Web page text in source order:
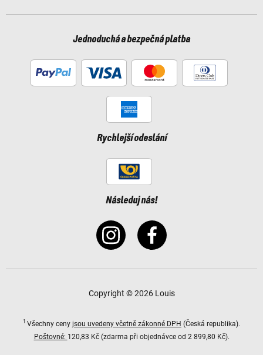
Jednoduchá a bezpečná platba
Rychlejší odeslání
Následuj nás!
Copyright © 2026 Louis
1 Všechny ceny jsou uvedeny včetně zákonné DPH (Česká republika).
Poštovné: 120,83 Kč (zdarma při objednávce od 2 899,80 Kč).